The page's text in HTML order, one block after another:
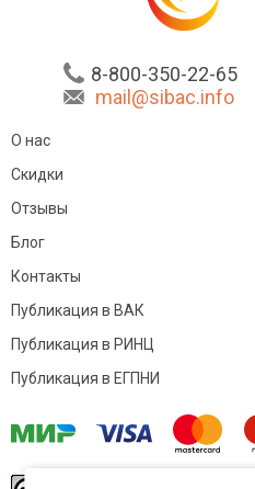
8-800-350-22-65
mail@sibac.info
О нас
Скидки
Отзывы
Блог
Контакты
Публикация в ВАК
Публикация в РИНЦ
Публикация в ЕГПНИ